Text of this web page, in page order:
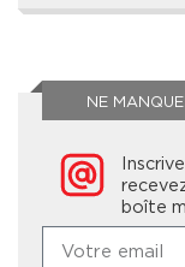
NE
boîte